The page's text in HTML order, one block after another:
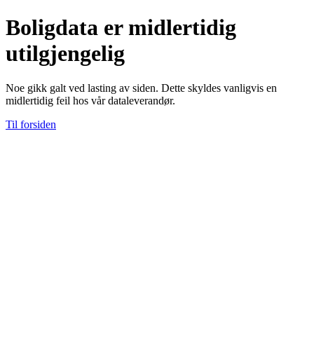
Boligdata er midlertidig
utilgjengelig
Noe gikk galt ved lasting av siden. Dette skyldes vanligvis en
midlertidig feil hos vår dataleverandør.
Til forsiden